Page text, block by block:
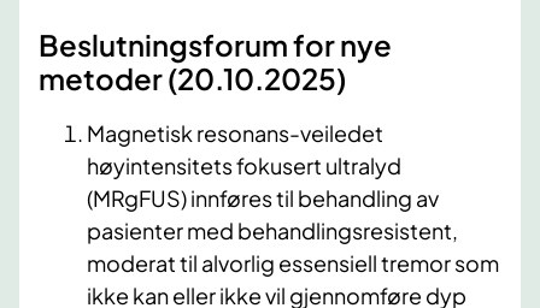
Beslutningsforum for nye
metoder (20.10.2025)
Magnetisk resonans-veiledet
høyintensitets fokusert ultralyd
(MRgFUS) innføres til behandling av
pasienter med behandlingsresistent,
moderat til alvorlig essensiell tremor som
ikke kan eller ikke vil gjennomføre dyp